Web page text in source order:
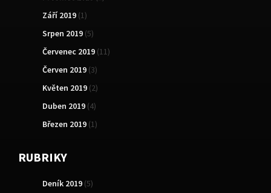
Září 2019 (1)
Srpen 2019 (5)
Červenec 2019 (11)
Červen 2019 (3)
Květen 2019 (2)
Duben 2019 (4)
Březen 2019 (1)
RUBRIKY
Deník 2019 (5)